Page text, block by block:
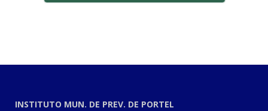
INSTITUTO MUN. DE PREV. DE PORTEL